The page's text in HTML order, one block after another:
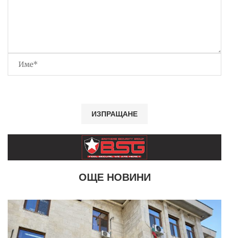
ОЩЕ НОВИНИ